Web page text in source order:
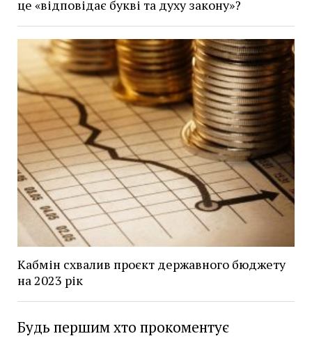
це «відповідає букві та духу закону»?
Кабмін схвалив проєкт державного бюджету
на 2023 рік
Будь першим хто прокоментує